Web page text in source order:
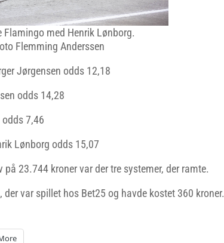
Flamingo med Henrik Lønborg.
Flemming Anderssen
Jørgensen odds 12,18
odds 14,28
7,46
Lønborg odds 15,07
23.744 kroner var der tre systemer, der ramte.
var spillet hos Bet25 og havde kostet 360 kroner.